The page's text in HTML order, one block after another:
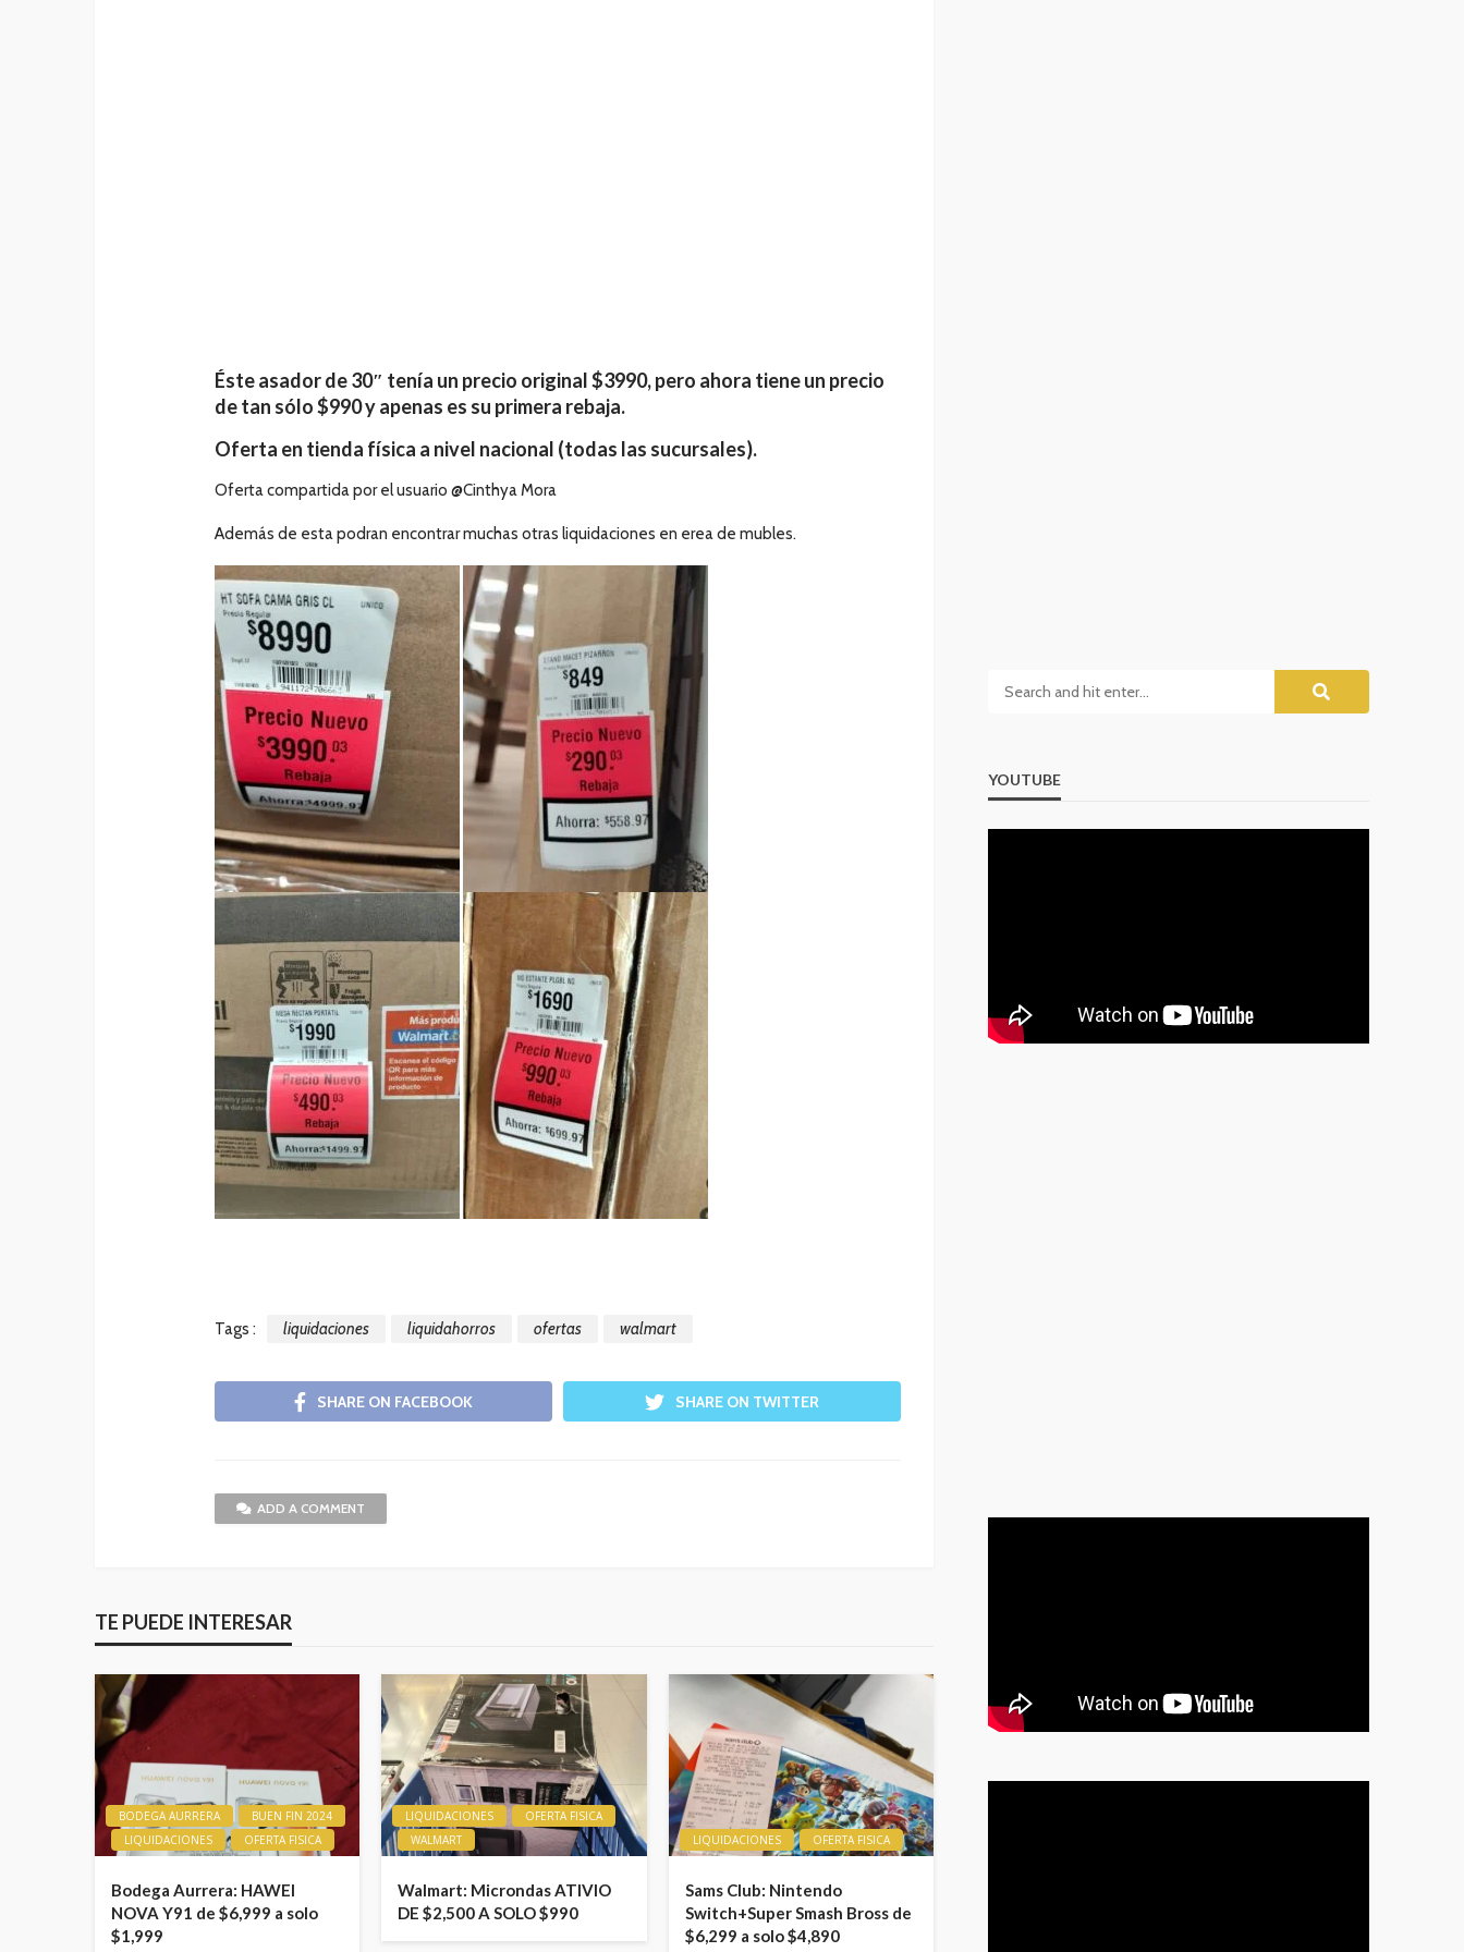
Éste asador de 30″ tenía un precio original $3990, pero ahora tiene un precio
de tan sólo $990 y apenas es su primera rebaja.
Oferta en tienda física a nivel nacional (todas las sucursales).
Oferta compartida por el usuario @Cinthya Mora
Además de esta podran encontrar muchas otras liquidaciones en erea de mubles.
Tags : liquidaciones liquidahorros ofertas walmart
SHARE ON FACEBOOK SHARE ON TWITTER
ADD A COMMENT
TE PUEDE INTERESAR
BODEGA AURRERA
BUEN FIN 2024
LIQUIDACIONES
OFERTA FISICA
Bodega Aurrera: HAWEI
NOVA Y91 de $6,999 a solo
$1,999
LIQUIDACIONES
OFERTA FISICA
WALMART
Walmart: Microndas ATIVIO
DE $2,500 A SOLO $990
LIQUIDACIONES OFERTA FISICA
Sams Club: Nintendo
Switch+Super Smash Bross de
$6,299 a solo $4,890
YOUTUBE